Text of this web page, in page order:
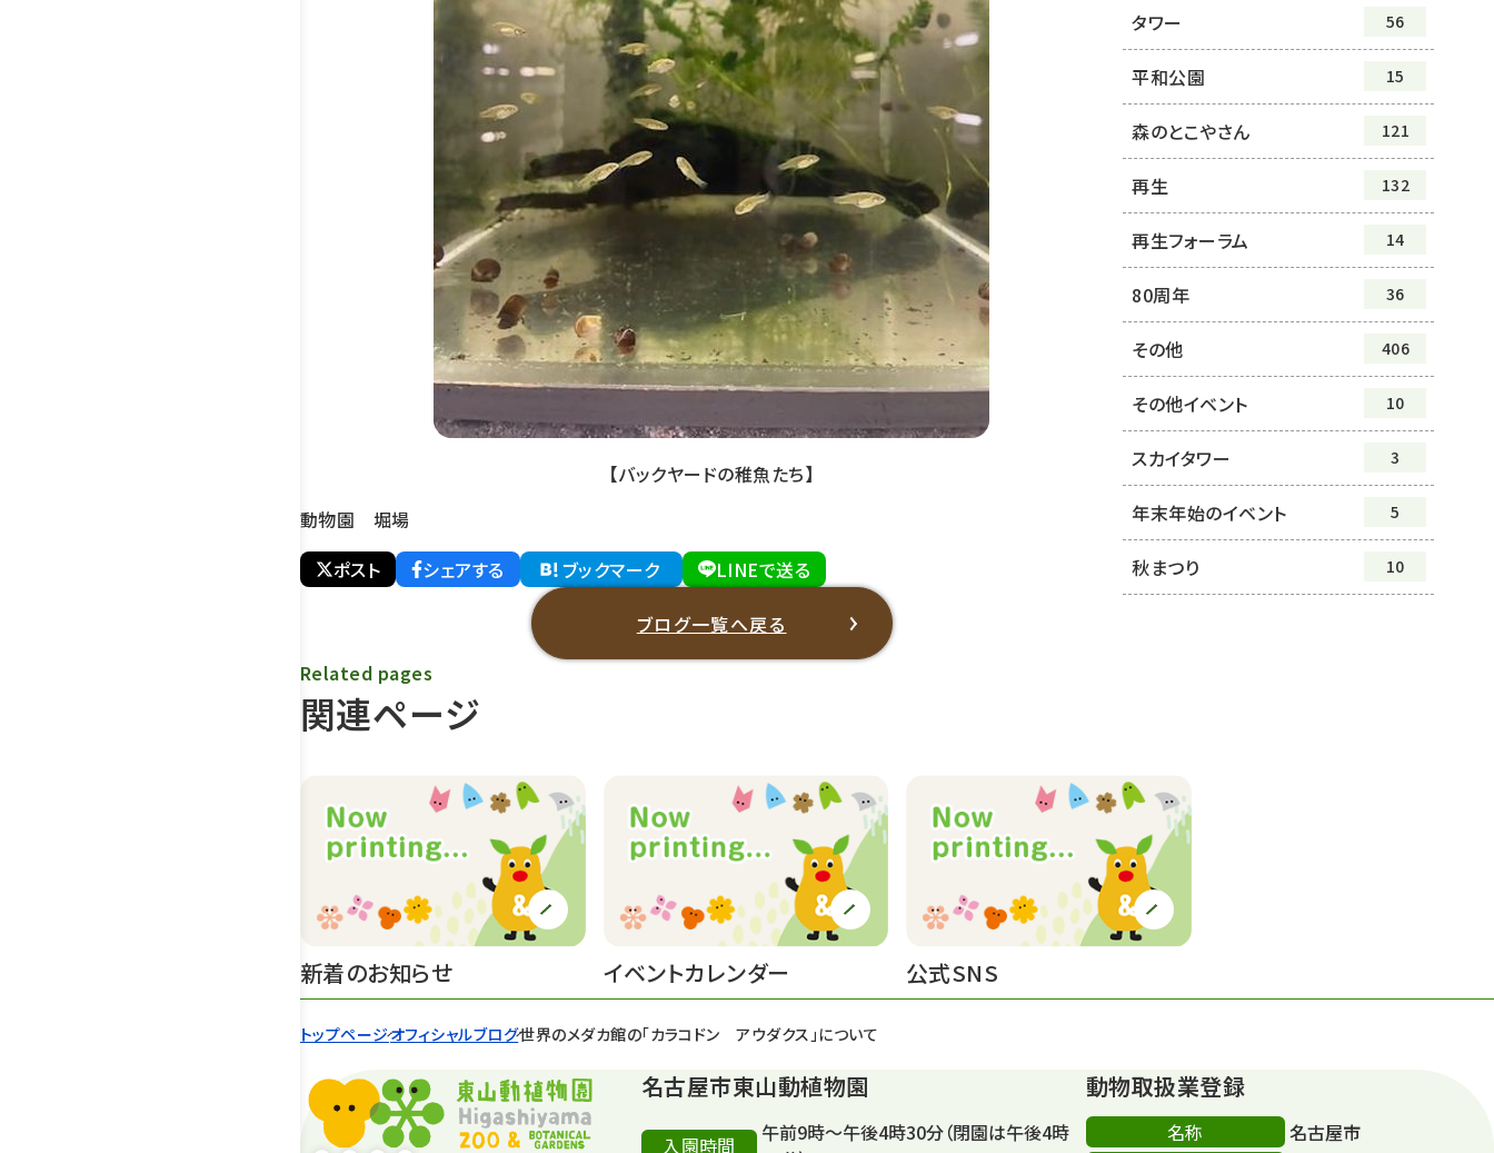
トップページオフィシャルブログ世界のメダカ館の「カラコドン アウダクス」について
【バックヤードの稚魚たち】
動物園 堀場
ポスト
シェアする ブックマーク LINEで送る
ブログ一覧へ戻る
タワー 56
平和公園 15
森のとこやさん 121
再生 132
再生フォーラム 14
80周年 36
その他 406
その他イベント 10
スカイタワー 3
年末年始のイベント 5
秋まつり 10
関連ページ
Related pages
新着のお知らせ イベントカレンダー 公式SNS
名古屋市東山動植物園
入園時間
午前9時～午後4時30分（閉園は午後4時
動物取扱業登録
名称 名古屋市